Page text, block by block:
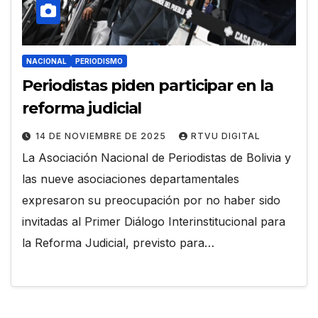
NACIONAL PERIODISMO
Periodistas piden participar en la
reforma judicial
14 DE NOVIEMBRE DE 2025 RTVU DIGITAL
La Asociación Nacional de Periodistas de Bolivia y
las nueve asociaciones departamentales
expresaron su preocupación por no haber sido
invitadas al Primer Diálogo Interinstitucional para
la Reforma Judicial, previsto para…